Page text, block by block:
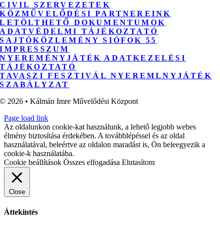
CIVIL SZERVEZETEK
KÖZMŰVELŐDÉSI PARTNEREINK
LETÖLTHETŐ DOKUMENTUMOK
ADATVÉDELMI TÁJÉKOZTATÓ
SAJTÓKÖZLEMÉNY SIÓFOK 55
IMPRESSZUM
NYEREMÉNYJÁTÉK ADATKEZELÉSI
TÁJÉKOZTATÓ
TAVASZI FESZTIVÁL NYEREMLNYJÁTÉK
SZABÁLYZAT
© 2026 • Kálmán Imre Művelődési Központ
Page load link
Az oldalunkon cookie-kat használunk, a lehető legjobb webes
élmény biztosítása érdekében. A továbblépéssel és az oldal
használatával, beleértve az oldalon maradást is, Ön beleegyezik a
cookie-k használatába.
Cookie beállítások Összes elfogadása Elutasítom
Close
Áttekintés